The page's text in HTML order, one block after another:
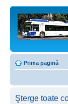
Prima pagină
Şterge toate